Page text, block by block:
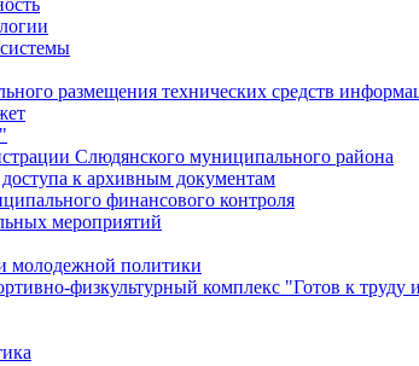
размещения технических средств
Слюдянского муниципального района
доступа к архивным документам
финансового контроля
мероприятий
молодежной политики
физкультурный комплекс "Готов к труду